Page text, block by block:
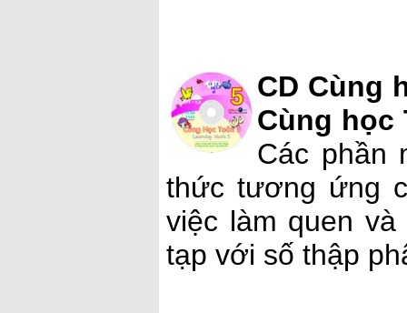
CD Cùng
Cùng học
Các phần
thức tương ứng
việc làm quen
tạp với số thập